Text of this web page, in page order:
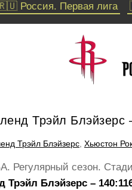
Россия. Первая лига
Трэйл Блэйзерс
Трэйл Блэйзерс, Хьюстон
Регулярный сезон.
Блэйзерс –